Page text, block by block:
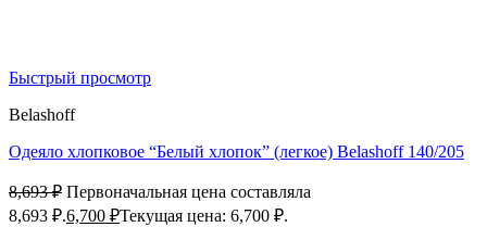
Быстрый просмотр
Belashoff
Одеяло хлопковое “Белый хлопок” (легкое) Belashoff 140/205
8,693₽ Первоначальная цена составляла
8,693 ₽.6,700 ₽Текущая цена: 6,700 ₽.